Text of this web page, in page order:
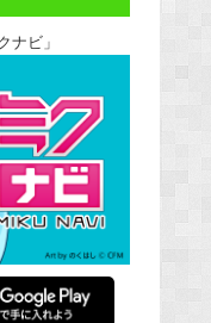
ナビ」